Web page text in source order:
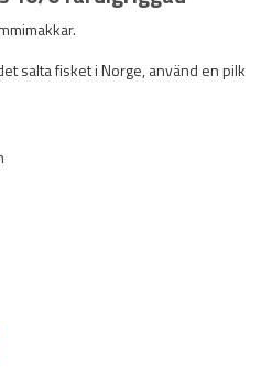
salta fisket i Norge, använd en pilk